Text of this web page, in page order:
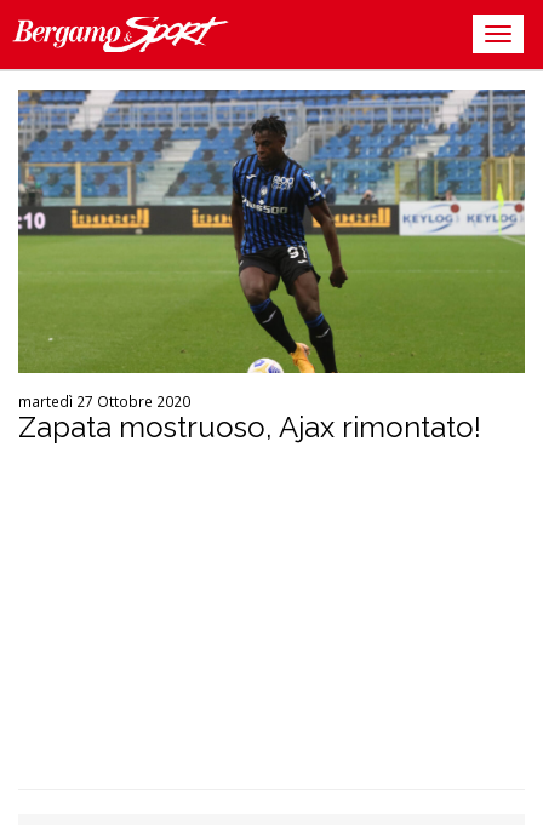
martedì 27 Ottobre 2020
Zapata mostruoso, Ajax rimontato!